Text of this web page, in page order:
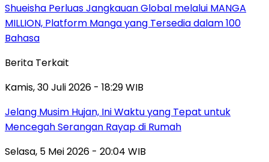
Shueisha Perluas Jangkauan Global melalui MANGA
MILLION, Platform Manga yang Tersedia dalam 100
Bahasa
Berita Terkait
Kamis, 30 Juli 2026 - 18:29 WIB
Jelang Musim Hujan, Ini Waktu yang Tepat untuk
Mencegah Serangan Rayap di Rumah
Selasa, 5 Mei 2026 - 20:04 WIB